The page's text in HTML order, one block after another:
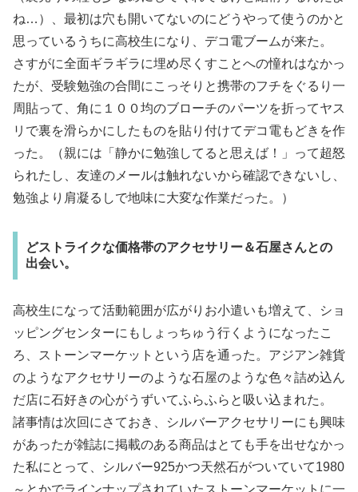
ね…）、最初は穴も開いてないのにどうやって使うのかと
思っているうちに高校生になり、デコ電ブームが来た。
さすがに全面ギラギラに埋め尽くすことへの憧れはなかっ
たが、受験勉強の合間にこっそりと携帯のフチをぐるり一
周貼って、角に１００均のブローチのパーツを折ってヤス
リで裏を滑らかにしたものを貼り付けてデコ電もどきを作
った。（親には「静かに勉強してると思えば！」って超怒
られたし、友達のメールは触れないから確認できないし、
勉強より肩凝るしで地味に大変な作業だった。）
どストライクな価格帯のアクセサリー＆石屋さんとの
出会い。
高校生になって活動範囲が広がりお小遣いも増えて、ショ
ッピングセンターにもしょっちゅう行くようになったこ
ろ、ストーンマーケットという店を通った。アジアン雑貨
のようなアクセサリーのような石屋のような色々詰め込ん
だ店に石好きの心がうずいてふらふらと吸い込まれた。
諸事情は次回にさておき、シルバーアクセサリーにも興味
があったが雑誌に掲載のある商品はとても手を出せなかっ
た私にとって、シルバー925かつ天然石がついていて1980